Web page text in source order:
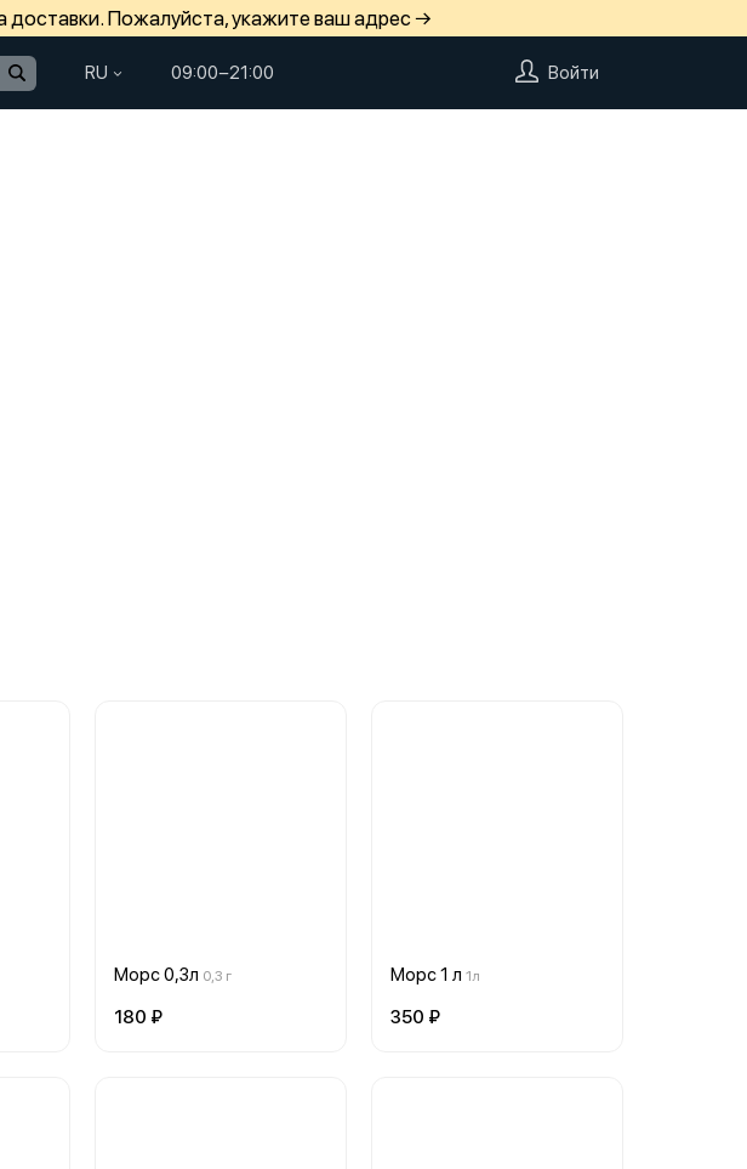
доставки. Пожалуйста, укажите ваш адрес →
RU 09:00−21:00 Войти
Морс 0,3л 0,3 г
180 ₽
Морс 1 л 1л
350 ₽